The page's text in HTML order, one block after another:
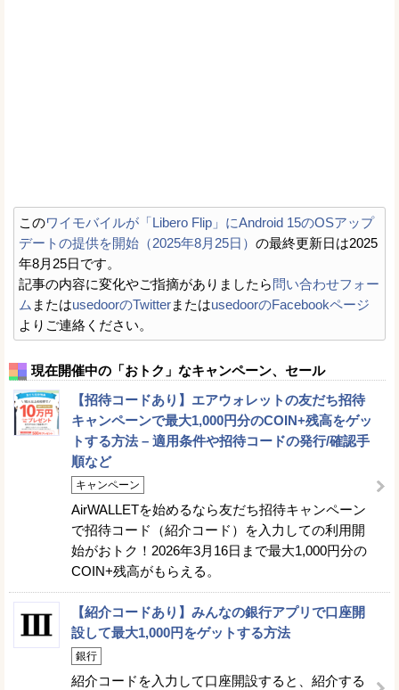
このワイモバイルが「Libero Flip」にAndroid 15のOSアップ
デートの提供を開始（2025年8月25日） の最終更新日は2025
年8月25日です。
記事の内容に変化やご指摘がありましたら 問い合わせフォー
ム またはusedoorのTwitterまたはusedoorのFacebookページ
よりご連絡ください。
現在開催中の「おトク」なキャンペーン、セール
【招待コードあり】エアウォレットの友だち招待
キャンペーンで最大1,000円分のCOIN+残高をゲッ
トする方法 – 適用条件や招待コードの発行/確認手
順など
キャンペーン
AirWALLETを始めるなら友だち招待キャンペーン
で招待コード（紹介コード）を入力しての利用開
始がおトク！2026年3月16日まで最大1,000円分の
COIN+残高がもらえる。
【紹介コードあり】みんなの銀行アプリで口座開
設して最大1,000円をゲットする方法
銀行
紹介コードを入力して口座開設すると、紹介する